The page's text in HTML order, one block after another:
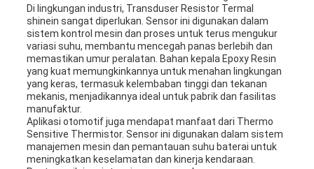
Di lingkungan industri, Transduser Resistor Termal
shinein sangat diperlukan. Sensor ini digunakan dalam
sistem kontrol mesin dan proses untuk terus mengukur
variasi suhu, membantu mencegah panas berlebih dan
memastikan umur peralatan. Bahan kepala Epoxy Resin
yang kuat memungkinkannya untuk menahan lingkungan
yang keras, termasuk kelembaban tinggi dan tekanan
mekanis, menjadikannya ideal untuk pabrik dan fasilitas
manufaktur.
Aplikasi otomotif juga mendapat manfaat dari Thermo
Sensitive Thermistor. Sensor ini digunakan dalam sistem
manajemen mesin dan pemantauan suhu baterai untuk
meningkatkan keselamatan dan kinerja kendaraan.